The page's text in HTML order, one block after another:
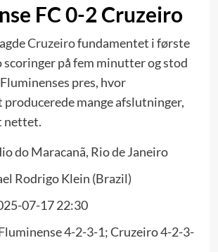
FC 0-2 Cruzeiro
Cruzeirofundamentet i første
scoringer på fem minutter og stod
pres, hvor
mange afslutninger,
nettet.
do Maracanã, Rio de Janeiro
Rodrigo Klein (Brazil)
07-17 22:30
4-2-3-1; Cruzeiro 4-2-3-